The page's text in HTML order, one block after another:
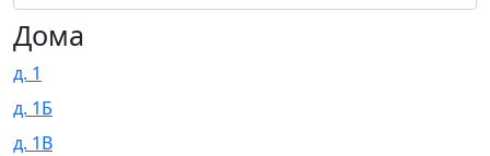
Дома
д. 1
д. 1Б
д. 1В